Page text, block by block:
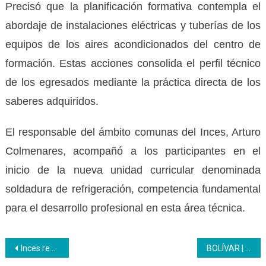
Precisó que la planificación formativa contempla el
abordaje de instalaciones eléctricas y tuberías de los
equipos de los aires acondicionados del centro de
formación. Estas acciones consolida el perfil técnico
de los egresados mediante la práctica directa de los
saberes adquiridos.
El responsable del ámbito comunas del Inces, Arturo
Colmenares, acompañó a los participantes en el
inicio de la nueva unidad curricular denominada
soldadura de refrigeración, competencia fundamental
para el desarrollo profesional en esta área técnica.
Navegación
Inces realizó taller sobre Cómo Diseñar Espacios de Trabajo BOLÍVAR | Inces y CICPC imparten jornadas de capacitación sobre sexting y delitos informáticos